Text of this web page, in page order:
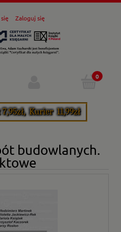
Zaloguj się
budowlanych.